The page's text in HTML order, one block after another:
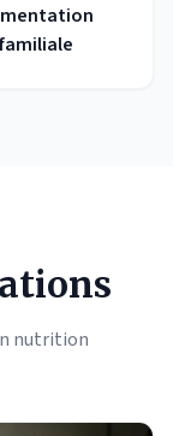
familiale
nutrition